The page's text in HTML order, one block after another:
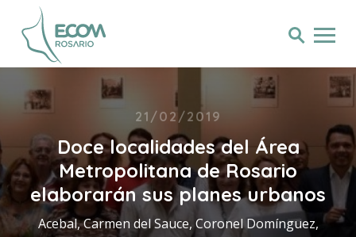
21/02/2019
Doce localidades del Área
Metropolitana de Rosario
elaborarán sus planes urbanos
Acebal, Carmen del Sauce, Coronel Domínguez,